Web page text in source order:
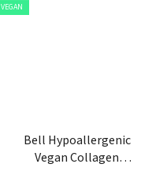
VEGAN
Bell Hypoallergenic
Vegan Collagen